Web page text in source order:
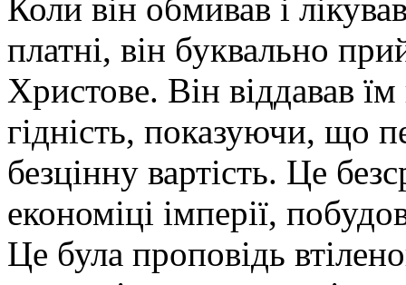
Коли він обмивав і
платні, він буквально
Христове. Він віддавав
гідність, показуючи, що
безцінну вартість. Це
економіці імперії,
Це була проповідь